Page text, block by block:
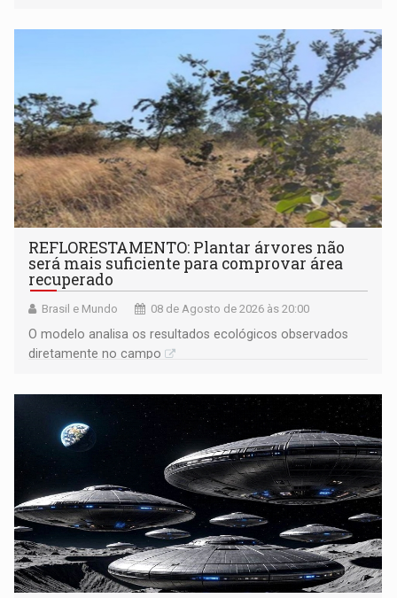
REFLORESTAMENTO: Plantar árvores não
será mais suficiente para comprovar área
recuperado
Brasil e Mundo 08 de Agosto de 2026 às 20:00
O modelo analisa os resultados ecológicos observados
diretamente no campo